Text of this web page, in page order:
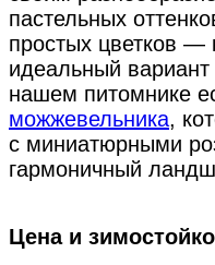
пастельных
простых цветков —
идеальный
нашем питомнике
можжевельника,
с миниатюрными
гармоничный
Цена и